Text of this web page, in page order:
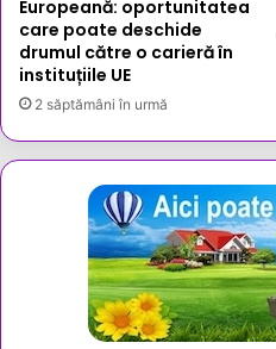
Europeană: oportunitatea
care poate deschide
drumul către o carieră în
instituțiile UE
2 săptămâni în urmă